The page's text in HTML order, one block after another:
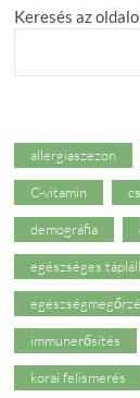
Keresés az
allergiaszezon
C-vitamin
demográfia
egészséges
immunerősítés
korai felismerés